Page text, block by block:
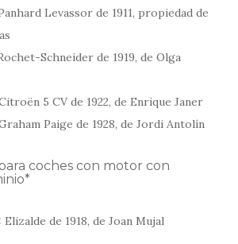
Levassor de 1911, propiedad de
Schneider de 1919, de Olga
5 CV de 1922, de Enrique Janer
Paige de 1928, de Jordi Antolín
coches con motor con
de 1918, de Joan Mujal